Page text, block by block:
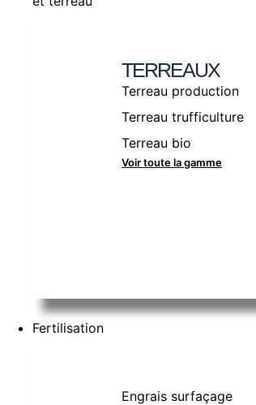
TERREAUX
Terreau production
Terreau trufficulture
Terreau bio
Voir toute la gamme
Fertilisation
Engrais surfaçage